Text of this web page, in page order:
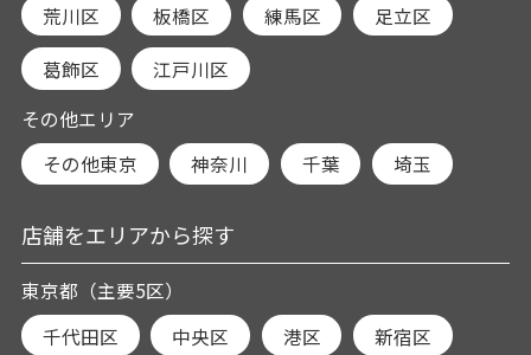
荒川区 板橋区 練馬区 足立区
葛飾区
江戸川区
その他エリア
その他東京
神奈川 千葉 埼玉
店舗をエリアから探す
東京都（主要5区）
千代田区
中央区 港区 新宿区